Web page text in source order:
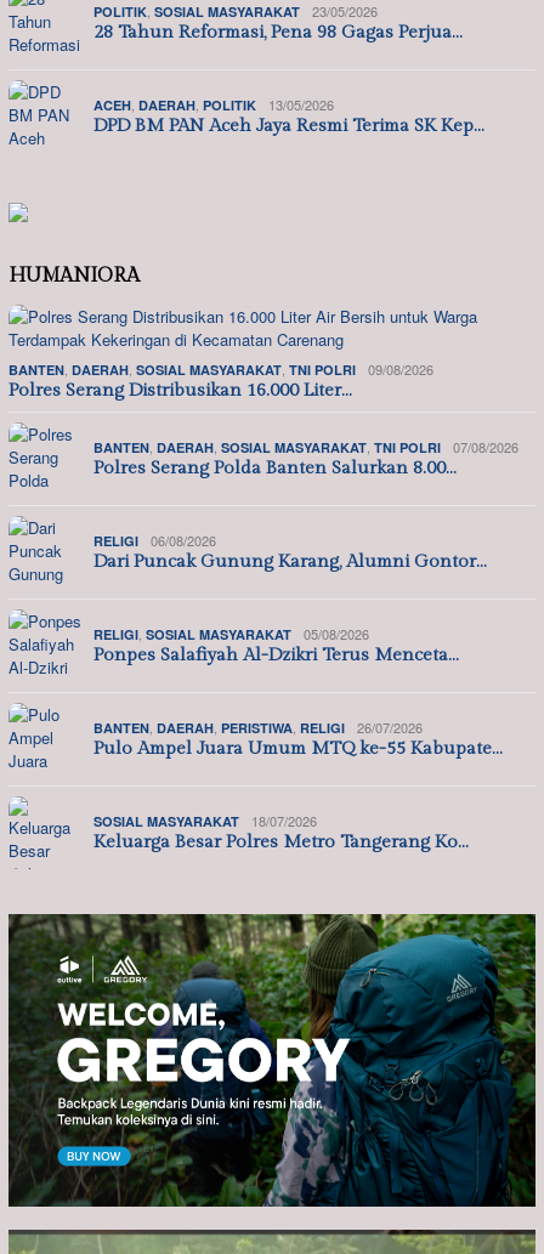
POLITIK SOSIAL MASYARAKAT 23/05/2026
28 Tahun Reformasi, Pena 98 Gagas Perjua…
ACEH DAERAH POLITIK 13/05/2026
DPD BM PAN Aceh Jaya Resmi Terima SK Kep…
HUMANIORA
BANTEN DAERAH SOSIAL MASYARAKAT TNI POLRI 09/08/2026
Polres Serang Distribusikan 16.000 Liter…
BANTEN DAERAH SOSIAL MASYARAKAT TNI POLRI 07/08/2026
Polres Serang Polda Banten Salurkan 8.00…
RELIGI 06/08/2026
Dari Puncak Gunung Karang, Alumni Gontor…
RELIGI SOSIAL MASYARAKAT 05/08/2026
Ponpes Salafiyah Al-Dzikri Terus Menceta…
BANTEN DAERAH PERISTIWA RELIGI 26/07/2026
Pulo Ampel Juara Umum MTQ ke-55 Kabupate…
SOSIAL MASYARAKAT 18/07/2026
Keluarga Besar Polres Metro Tangerang Ko…